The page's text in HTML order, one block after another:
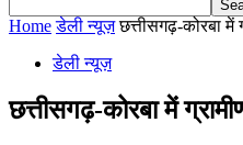
Home डेली न्यूज़ छत्तीसगढ़-कोरबा में
डेली न्यूज़
छत्तीसगढ़-कोरबा में